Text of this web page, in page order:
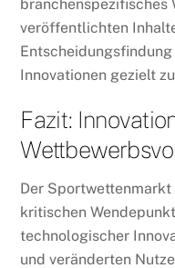
branchenspezifisches
veröffentlichten
Innovationen gezielt
Fazit:
Der
kritischen
technologischer
und veränderten